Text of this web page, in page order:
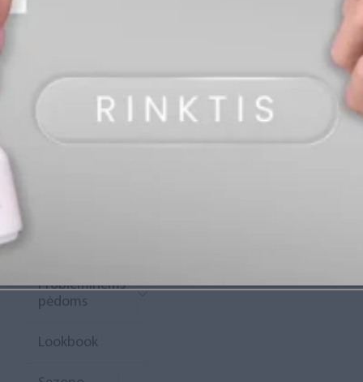
Rewards“
Probleminėms
pėdoms
Lookbook